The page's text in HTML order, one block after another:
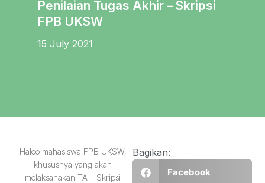
Penilaian Tugas Akhir – Skripsi
FPB UKSW
15 July 2021
Haloo mahasiswa FPB UKSW,
khususnya yang akan
melaksanakan TA – Skripsi
Bagikan:
Facebook